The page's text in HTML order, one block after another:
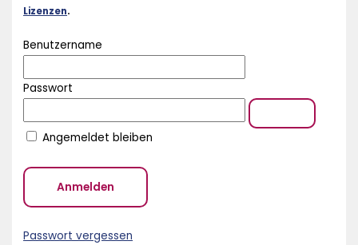
Lizenzen.
Benutzername
Passwort
Angemeldet bleiben
Passwort vergessen